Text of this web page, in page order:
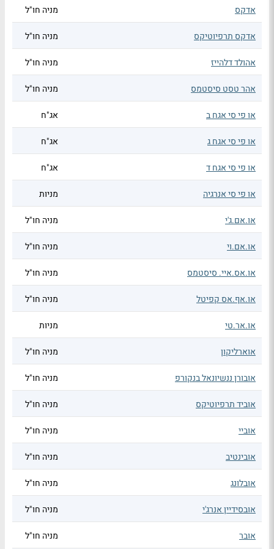
אדקס מניה חו"ל
אדקס תרפיוטיקס מניה חו"ל
אהולד דלהייז מניה חו"ל
אהר טסט סיסטמס מניה חו"ל
או פי סי אגח ב אג"ח
או פי סי אגח ג אג"ח
או פי סי אגח ד אג"ח
או פי סי אנרגיה מניות
או.אם.ג'י מניה חו"ל
או.אם.וי מניה חו"ל
או.אס.איי. סיסטמס מניה חו"ל
או.אף.אס קפיטל מניה חו"ל
או.אר.טי מניות
אוארליקון מניה חו"ל
אובורן ננשיונאל בנקורפ מניה חו"ל
אוביד תרפיוטיקס מניה חו"ל
אוביי מניה חו"ל
אובינטיב מניה חו"ל
אובלונג מניה חו"ל
אובסידיין אנרג'י מניה חו"ל
אובר מניה חו"ל